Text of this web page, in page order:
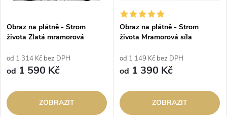
Obraz na plátně - Strom
života Zlatá mramorová
od 1 314 Kč bez DPH
od 1 590 Kč
ZOBRAZIT
Obraz na plátně - Strom
života Mramorová síla
od 1 149 Kč bez DPH
od 1 390 Kč
ZOBRAZIT